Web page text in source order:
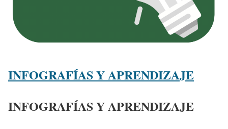
INFOGRAFÍAS Y APRENDIZAJE
INFOGRAFÍAS Y APRENDIZAJE